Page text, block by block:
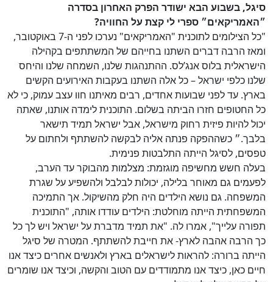
סיגל, בשבוע הבא ישודר הפרק האחרון בסדרה
״האמריקאים״ ספרי לי קצת על החוויה?
"כל הצילומים לתוכנית "האמריקאים" נערכו לפני ה-7 באוקטובר,
ומאז הרבה דברים השתנו בחייהם של המשתתפים בקהילה
הישראלית בלוס אנג’לס. ההתנהגות שלנו, השמחה שלנו והיחס
שלנו כלפי ישראל – כל אלה השתנו בעקבות האירועים הקשים
בארץ. עד לפני שבועות אחדים, רבים מאיתנו חוו עצב עמוק, כי לא
כל החטופים חזרו הביתה בשלום. התוכנית לימדה אותנו, שאתה
יכול להיות פיזית רחוק מישראל, אבל ישראל תמיד תישאר
בלבך.״ כשההפקה פנתה אליה לבקשה להשתתף ולחתום על
טפסים, לסיגל הייתה התלבטות פנימית.
בעלה חשש מחשיפה מוגזמת: מצלמות מהבוקר עד הערב,
לפעמים גם מאוחר בלילה, יכולות לבלבל ולהשפיע על שגרת
המשפחה. גם נושא הילדים היה חלק מהשיקול. אך התמיכה
המשפחתית הייתה מוחלטת: הילדים עודדו אותה, "התוכנית
תפורה עלייך", אמרו לה. "את תמיד מדברת על ישראל ויש לך כל
כך הרבה אהבה לארץ- את חייבת להשתתף. המטרה של סיגל
הייתה ברורה: להראות לישראלים בארץ ולאנשים אחרים כיצד אנו
חיים כאן, כיצד אנו מתמודדים עם הטוב והקשה, וכיצד אנו שומרים